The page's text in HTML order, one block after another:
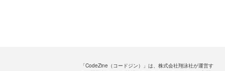
「CodeZine（コードジン）」は、株式会社翔泳社が運営す